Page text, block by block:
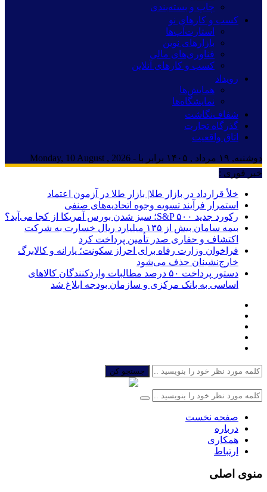
چاپ و بسته‌بندی
کسب و کارهای نو
استارت‌آپ‌ها
بازارهای نوین
فناوری‌های مالی
کسب و کارهای آنلاین
رویداد
همایش‌ها
نمایشگاه‌ها
شفاف‌نگاشت
گذرگاه تجارت
اتاق واقعیت
دوشنبه, ۱۹ مرداد , ۱۴۰۵ برابر با - Monday, 10 August , 2026
خبر فوری :
خلأ قرارداد در بازار طلا| بازار طلا در آزمون اعتماد
استمرار فرآیند تسویه وجوه اتحادیه‌های صنفی
رکورد جدید S&P ۵۰۰؛ سبز شدن بورس آمریکا از کجا می‌آید؟
بیمه سامان بیش از ۱۳۵ میلیارد ریال خسارت به شرکت
اکتشاف و حفاری صدر تأمین پرداخت کرد
فراخوان وزارت رفاه برای احراز سکونت؛ یارانه و کالابرگ
خارج‌نشینان حذف می‌شود
دستور پرداخت ۵۰ درصد مطالبات واردکنندگان کالاهای
اساسی به بانک مرکزی و سازمان بودجه ابلاغ شد
جستجو کن
صفحه نخست
درباره
همکاری
ارتباط
منوی اصلی